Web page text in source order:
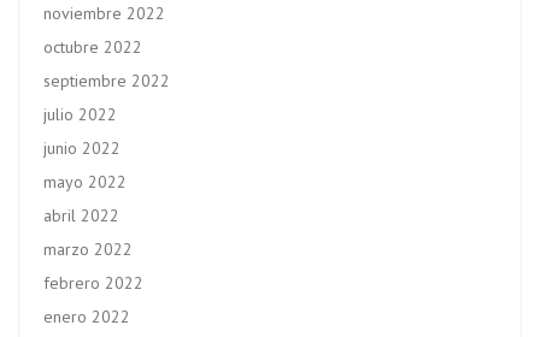
noviembre 2022
octubre 2022
septiembre 2022
julio 2022
junio 2022
mayo 2022
abril 2022
marzo 2022
febrero 2022
enero 2022